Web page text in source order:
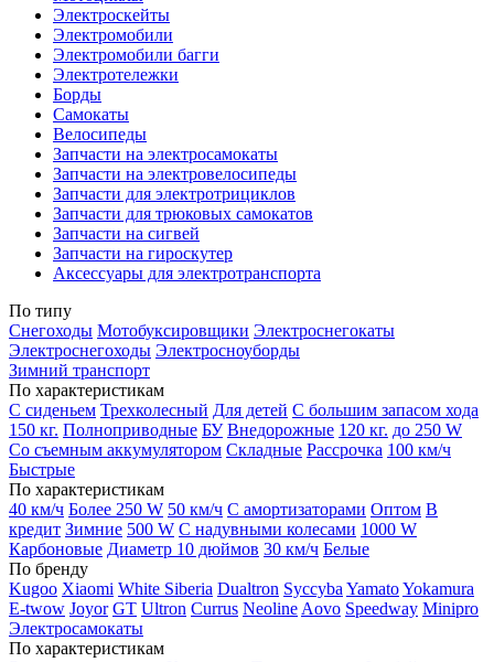
Электроскейты
Электромобили
Электромобили багги
Электротележки
Борды
Самокаты
Велосипеды
Запчасти на электросамокаты
Запчасти на электровелосипеды
Запчасти для электротрициклов
Запчасти для трюковых самокатов
Запчасти на сигвей
Запчасти на гироскутер
Аксессуары для электротранспорта
По типу
Снегоходы Мотобуксировщики Электроснегокаты
Электроснегоходы Электросноуборды
Зимний транспорт
По характеристикам
С сиденьем Трехколесный Для детей С большим запасом хода
150 кг. Полноприводные БУ Внедорожные 120 кг. до 250 W
Со съемным аккумулятором Складные Рассрочка 100 км/ч
Быстрые
По характеристикам
40 км/ч Более 250 W 50 км/ч С амортизаторами Оптом В
кредит Зимние 500 W С надувными колесами 1000 W
Карбоновые Диаметр 10 дюймов 30 км/ч Белые
По бренду
Kugoo Xiaomi White Siberia Dualtron Syccyba YamatoYokamura
E-twow Joyor GT Ultron Currus Neoline Aovo Speedway Minipro
Электросамокаты
По характеристикам